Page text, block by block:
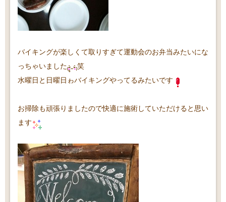
バイキングが楽しくて取りすぎて運動会のお弁当みたいにな
っちゃいました
笑
水曜日と日曜日ゎバイキングやってるみたいです
お掃除も頑張りましたので快適に施術していただけると思い
ます